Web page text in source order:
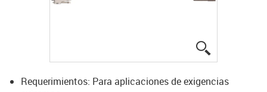
Requerimientos: Para aplicaciones de exigencias